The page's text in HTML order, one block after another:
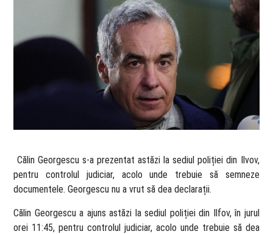
​ Călin Georgescu s-a prezentat astăzi la sediul poliției din Ilvov,
pentru controlul judiciar, acolo unde trebuie să semneze
documentele. Georgescu nu a vrut să dea declarații.
Călin Georgescu a ajuns astăzi la sediul poliției din Ilfov, în jurul
orei 11:45, pentru controlul judiciar, acolo unde trebuie să dea